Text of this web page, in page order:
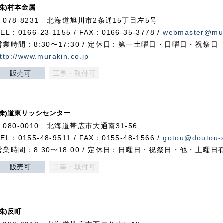
)村本金属
078-8231 北海道旭川市2条通15丁目左5号
：0166-23-1155 / FAX：0166-35-3778 /
業時間：8:30〜17:30 / 定休日：第一土曜日・日曜日・祝祭日
www.murakin.co.jp
販売可 工事・取付可
)道東サッシセンター
080-0010 北海道帯広市大通南31-56
：0155-48-9511 / FAX：0155-48-1566 /
業時間：8:30〜18:00 / 定休日：日曜日・祝祭日・他・土曜日
販売可 工事・取付可
)反町